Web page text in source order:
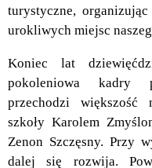
turystyczne,
urokliwych miejsc
Koniec lat
pokoleniowa kadry
przechodzi
szkoły Karolem
Zenon Szczęsny. Przy
dalej się rozwija.